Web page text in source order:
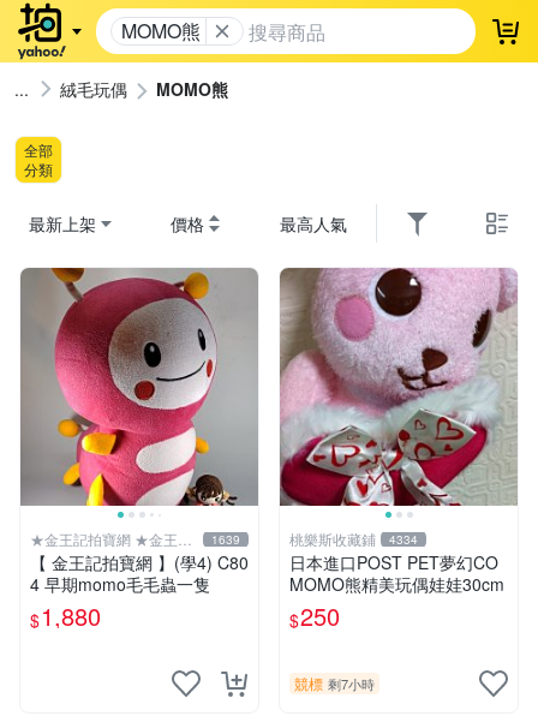
MOMO熊 登
絨毛玩偶 MOMO熊
全部
分類
最新上架 價格 最高人氣
★金王記拍寶網 ★金王記
拍寶趣
1639
【 金王記拍寶網 】(學4) C80
4 早期momo毛毛蟲一隻
$1,880
桃樂斯收藏鋪 4334
日本進口POST PET夢幻CO
MOMO熊精美玩偶娃娃30cm
$250
競標 剩7小時